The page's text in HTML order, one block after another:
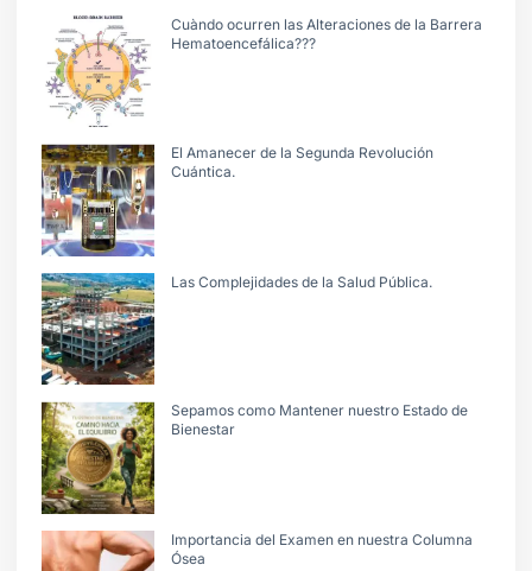
Cuàndo ocurren las Alteraciones de la Barrera
Hematoencefálica???
El Amanecer de la Segunda Revolución
Cuántica.
Las Complejidades de la Salud Pública.
Sepamos como Mantener nuestro Estado de
Bienestar
Importancia del Examen en nuestra Columna
Ósea